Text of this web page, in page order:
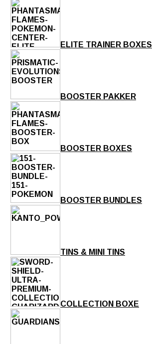
ELITE TRAINER BOXES
BOOSTER PAKKER
BOOSTER BOXES
BOOSTER BUNDLES
TINS & MINI TINS
COLLECTION BOXE